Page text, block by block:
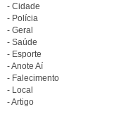
- Cidade
- Polícia
- Geral
- Saúde
- Esporte
- Anote Aí
- Falecimento
- Local
- Artigo